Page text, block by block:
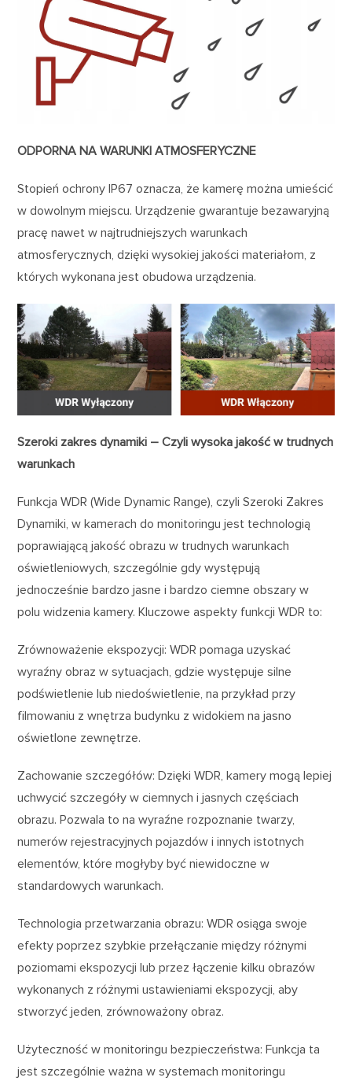
ODPORNA NA WARUNKI ATMOSFERYCZNE
Stopień ochrony IP67 oznacza, że kamerę można umieścić
w dowolnym miejscu. Urządzenie gwarantuje bezawaryjną
pracę nawet w najtrudniejszych warunkach
atmosferycznych, dzięki wysokiej jakości materiałom, z
których wykonana jest obudowa urządzenia.
Szeroki zakres dynamiki – Czyli wysoka jakość w trudnych
warunkach
Funkcja WDR (Wide Dynamic Range), czyli Szeroki Zakres
Dynamiki, w kamerach do monitoringu jest technologią
poprawiającą jakość obrazu w trudnych warunkach
oświetleniowych, szczególnie gdy występują
jednocześnie bardzo jasne i bardzo ciemne obszary w
polu widzenia kamery. Kluczowe aspekty funkcji WDR to:
Zrównoważenie ekspozycji: WDR pomaga uzyskać
wyraźny obraz w sytuacjach, gdzie występuje silne
podświetlenie lub niedoświetlenie, na przykład przy
filmowaniu z wnętrza budynku z widokiem na jasno
oświetlone zewnętrze.
Zachowanie szczegółów: Dzięki WDR, kamery mogą lepiej
uchwycić szczegóły w ciemnych i jasnych częściach
obrazu. Pozwala to na wyraźne rozpoznanie twarzy,
numerów rejestracyjnych pojazdów i innych istotnych
elementów, które mogłyby być niewidoczne w
standardowych warunkach.
Technologia przetwarzania obrazu: WDR osiąga swoje
efekty poprzez szybkie przełączanie między różnymi
poziomami ekspozycji lub przez łączenie kilku obrazów
wykonanych z różnymi ustawieniami ekspozycji, aby
stworzyć jeden, zrównoważony obraz.
Użyteczność w monitoringu bezpieczeństwa: Funkcja ta
jest szczególnie ważna w systemach monitoringu